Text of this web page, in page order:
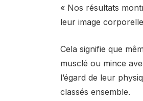
« Nos résultats
leur image
Cela signifie que
musclé ou mince
l’égard de leur
classés ensemble.